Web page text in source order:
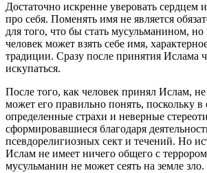
Достаточно искренне уверовать сердцем
про себя. Поменять имя не является
для того, что бы стать мусульманином,
человек может взять себе имя,
традиции. Сразу после принятия Ислама
искупаться.
После того, как человек принял Ислам,
может его правильно понять, поскольку в
определенные страхи и неверные
сформировавшиеся благодаря
псевдорелигиозных сект и течений. Но
Ислам не имеет ничего общего с
мусульманин не может сеять на земле зло.